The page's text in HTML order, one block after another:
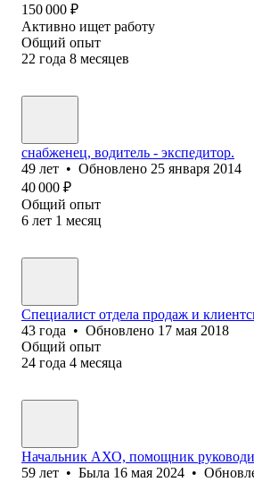
150 000 ₽
Активно ищет работу
Общий опыт
22 года 8 месяцев
снабженец, водитель - экспедитор.
49 лет • Обновлено 25 января 2014
40 000 ₽
Общий опыт
6 лет 1 месяц
Специалист отдела продаж и
43 года • Обновлено 17 мая 2018
Общий опыт
24 года 4 месяца
Начальник АХО, помощник
59 лет • Была 16 мая 2024 •